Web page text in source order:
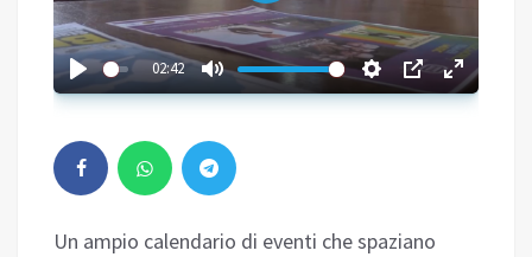
02:42
Un ampio calendario di eventi che spaziano